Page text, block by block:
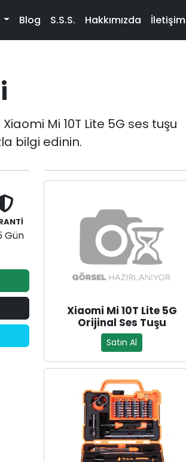
Blog S.S.S. Hakkımızda İletişim
Mi 10T Lite 5G ses tuşu
bilgi edinin.
Gün
Xiaomi Mi 10T Lite 5G
Orijinal Ses Tuşu
Satın Al